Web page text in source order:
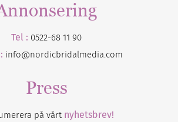
Tel : 0522-68 11 90
info@nordicbridalmedia.com
Press
på vårt nyhetsbrev!